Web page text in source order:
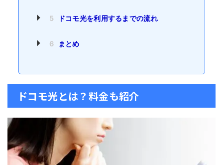
5 ドコモ光を利用するまでの流れ
6 まとめ
ドコモ光とは？料金も紹介